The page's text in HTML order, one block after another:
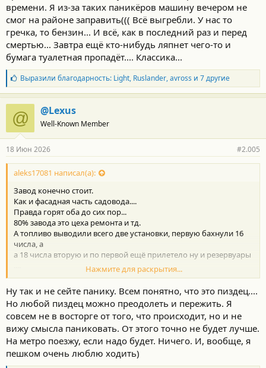
времени. Я из-за таких паникёров машину вечером не
смог на районе заправить((( Всё выгребли. У нас то
гречка, то бензин... И всё, как в последний раз и перед
смертью... Завтра ещё кто-нибудь ляпнет чего-то и
бумага туалетная пропадёт.... Классика...
Б
л
а
г
о
д
а
н
о
с
и
:
Выразили благодарность: Light, Ruslander,avross и 7 другие
@ @Lexus
Well-Known Member
18 Июн 2026 #2.005
aleks17081 написал(а):
Завод конечно стоит.
Как и фасадная часть садовода....
Правда горят оба до сих пор...
80% завода это цеха ремонта и тд.
А топливо выводили всего две установки, первую бахнули 16
числа, а
а 18 числа вторую и по первой ещё прилетело ну и резервуары
https://dzen.ru/a/ajQzd8yaUmT0myqQ
Почитайте и тут ещё мягко написано, мужики с места мне
говорят - трудно будет....
Осталось Новомосковск, Володарку бахнуть и Рязань добить и
топливо в МО будет не найти вообще....
Нажмите для раскрытия...
Ну так и не сейте панику. Всем понятно, что это пиздец....
Но любой пиздец можно преодолеть и пережить. Я
совсем не в восторге от того, что происходит, но и не
вижу смысла паниковать. От этого точно не будет лучше.
На метро поезжу, если надо будет. Ничего. И, вообще, я
пешком очень люблю ходить)